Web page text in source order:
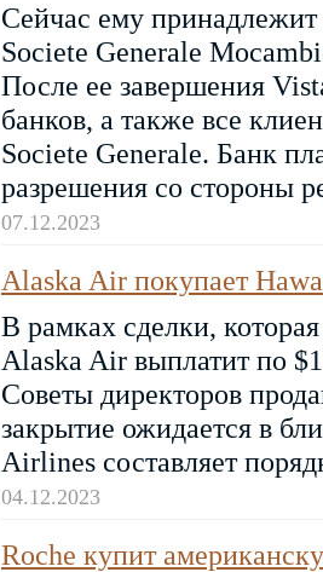
Сейчас ему
Societe Generale
После ее завершения
банков, а также все
Societe Generale. Банк
разрешения со стороны
07.12.2023
Alaska Air покупает
В рамках сделки,
Alaska Air выплатит по
Советы директоров
закрытие ожидается в
Airlines составляет
04.12.2023
Roche купит